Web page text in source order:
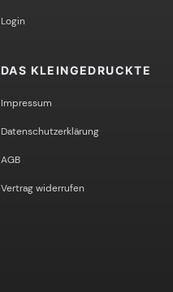
Login
DAS KLEINGEDRUCKTE
Impressum
Datenschutzerklärung
AGB
Vertrag widerrufen